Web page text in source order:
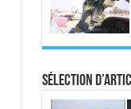
Sélection